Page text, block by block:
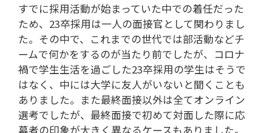
すでに採用活動が始まっていた中での着任だった
ため、23卒採用は一人の面接官として関わりまし
た。その中で、これまでの世代では部活動などチ
ームで何かをするのが当たり前でしたが、コロナ
禍で学生生活を過ごした23卒採用の学生はそうで
はなく、中には大学に友人がいないと聞くことも
ありました。また最終面接以外は全てオンライン
選考でしたが、最終面接で初めて対面した際に応
募者の印象が大きく異なるケースもありました。